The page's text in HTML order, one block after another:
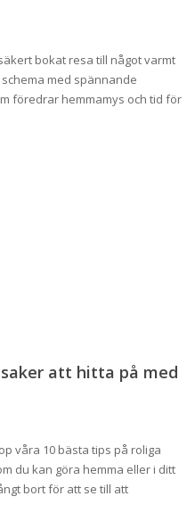
bokat resa till något varmt
med spännande
föredrar hemmamys och tid för
att hitta på med
våra 10 bästa tips på roliga
du kan göra hemma eller i ditt
bort för att se till att